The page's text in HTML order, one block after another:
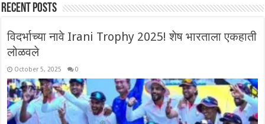
Recent Posts
विदर्भाच्या नावे Irani Trophy 2025! शेष भारताला एकहाती
लोळवले
October 5, 2025 0